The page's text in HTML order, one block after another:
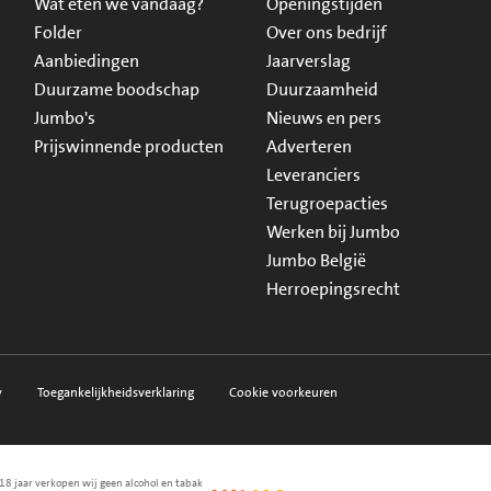
Folder
Aanbiedingen
Duurzame boodschap
Jumbo's
Prijswinnende producten
Over ons bedrijf
Jaarverslag
Duurzaamheid
Nieuws en pers
Adverteren
Leveranciers
Terugroepacties
Werken bij Jumbo
Jumbo België
Herroepingsrecht
Toegankelijkheidsverklaring Cookie voorkeuren
jaar verkopen wij geen alcohol en tabak